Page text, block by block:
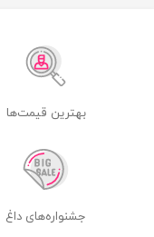
بهترین قیمت‌ها
جشنواره‌های داغ